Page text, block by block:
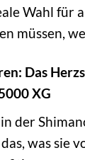
Wahl für
müssen,
Das
XG
der
was sie